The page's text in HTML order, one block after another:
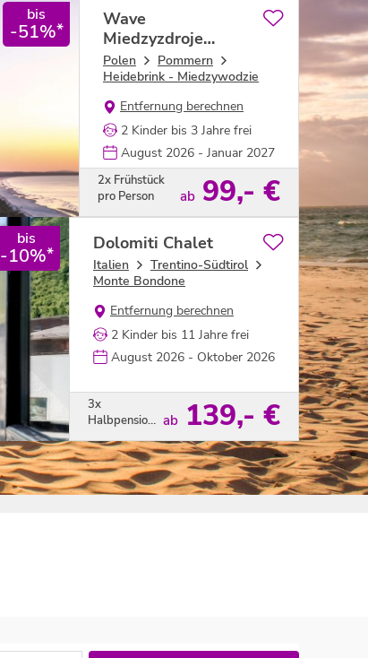
Zum Angebot
bis
-51%*
Wave
Miedzyzdroje
Resort & SPA
Polen
Pommern
Heidebrink - Miedzywodzie
Entfernung berechnen
2 Kinder bis 3 Jahre frei
August 2026 - Januar 2027
2x Frühstück
pro Person
ab 99,- €
Zum Angebot
bis
-10%* Dolomiti Chalet
Italien
Trentino-Südtirol
Monte Bondone
Entfernung berechnen
2 Kinder bis 11 Jahre frei
August 2026 - Oktober 2026
3x
Halbpension
Person
ab 139,- €
Zum Angebot